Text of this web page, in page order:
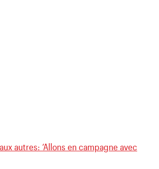
autres: ‘Allons en campagne avec